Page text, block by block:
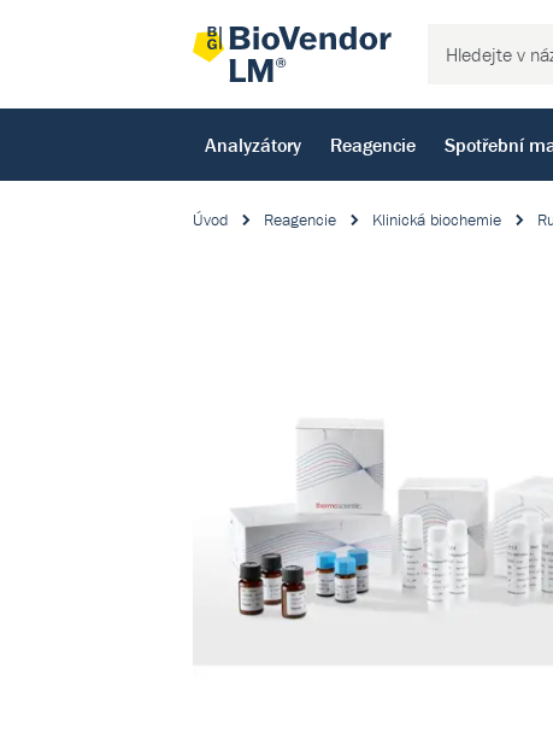
Analyzátory Reagencie Spotřební
Úvod Reagencie Klinická biochemie